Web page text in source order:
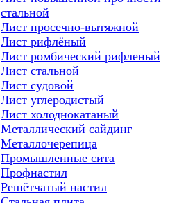
стальной
Лист просечно-вытяжной
Лист рифлёный
Лист ромбический рифленый
Лист стальной
Лист судовой
Лист углеродистый
Лист холоднокатаный
Металлический сайдинг
Металлочерепица
Промышленные сита
Профнастил
Решётчатый настил